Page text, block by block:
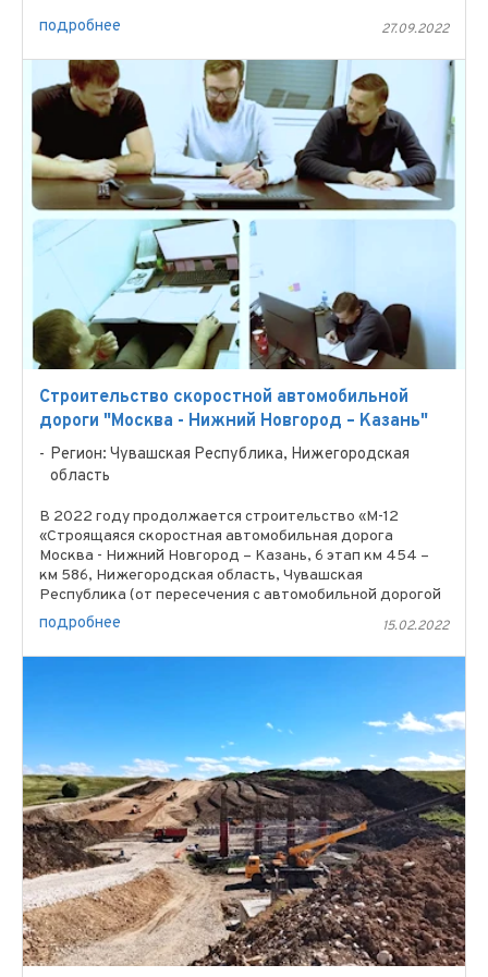
подробнее 27.09.2022
Строительство скоростной автомобильной
дороги "Москва - Нижний Новгород – Казань"
Регион: Чувашская Республика, Нижегородская
область
В 2022 году продолжается строительство «М-12
«Строящаяся скоростная автомобильная дорога
Москва - Нижний Новгород – Казань, 6 этап км 454 –
км 586, Нижегородская область, Чувашская
Республика (от пересечения с автомобильной дорогой
регионального ...
подробнее 15.02.2022